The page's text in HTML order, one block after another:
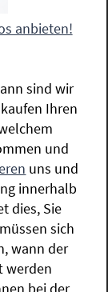
anbieten!
sind wir
Ihren
und
uns und
innerhalb
dies, Sie
sich
wann der
werden